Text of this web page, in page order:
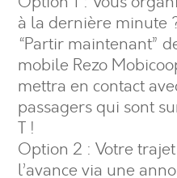
à la dernière minute
“Partir maintenant”
mobile Rezo
mettra en contact
passagers qui sont
T !
Option 2 : Votre
l’avance via une